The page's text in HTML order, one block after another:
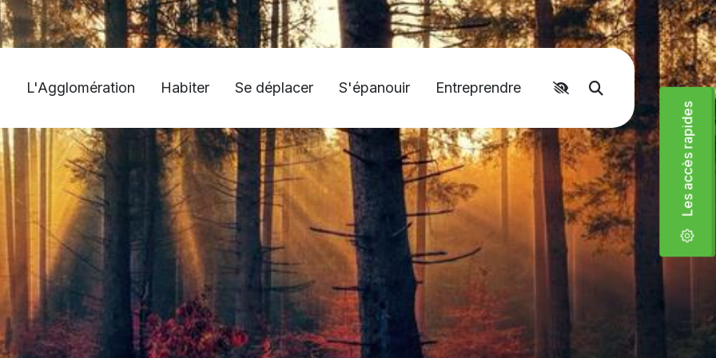
Moteur de
L'Agglomération Habiter Se déplacer S'épanouir Entreprendre
Les accès rapides
Accéder aux liens rapides